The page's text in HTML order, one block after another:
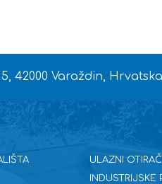
42000 Varaždin, Hrvatska
ULAZNI
INDUSTRIJSKE